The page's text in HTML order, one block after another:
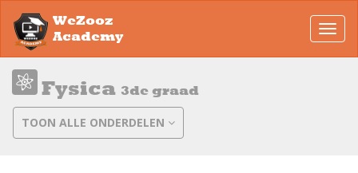
WeZooz
Academy
Fysica 3de graad
TOON ALLE ONDERDELEN